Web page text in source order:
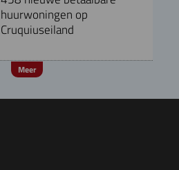
huurwoningen op
Cruquiuseiland
Meer